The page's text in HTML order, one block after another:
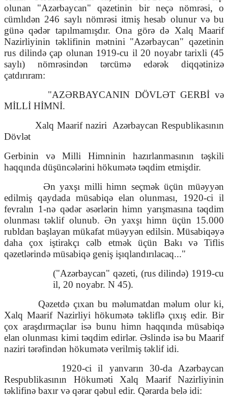
olunan "Azərbaycan" qəzetinin bir neçə nömrəsi, o
cümlıdən 246 saylı nömrəsi itmiş hesab olunur və bu
günə qədər tapılmamışdır. Ona görə də Xalq Maarif
Nazirliyinin təklifinin mətnini "Azərbaycan" qəzetinin
rus dilində çap olunan 1919-cu il 20 noyabr tarixli (45
saylı) nömrəsindən tərcümə edərək diqqətinizə
çatdırıram:
"AZƏRBAYCANIN DÖVLƏT GERBİ və
MİLLİ HİMNİ.
Xalq Maarif naziri Azərbaycan Respublikasının
Dövlət
Gerbinin və Milli Himninin hazırlanmasının təşkili
haqqında düşüncələrini hökumətə təqdim etmişdir.
Ən yaxşı milli himn seçmək üçün müəyyən
edilmiş qaydada müsabiqə elan olunması, 1920-ci il
fevralın 1-nə qədər əsərlərin himn yarışmasına təqdim
olunması təklif olunub. Ən yaxşı himn üçün 15.000
rubldan başlayan mükafat müəyyən edilsin. Müsabiqəyə
daha çox iştirakçı cəlb etmək üçün Bakı və Tiflis
qəzetlərində müsabiqə geniş işıqlandırılacaq..."
("Azərbaycan" qəzeti, (rus dilində) 1919-cu
il, 20 noyabr. N 45).
Qəzetdə çıxan bu məlumatdan məlum olur ki,
Xalq Maarif Nazirliyi hökumətə təkliflə çıxış edir. Bir
çox araşdırmaçılar isə bunu himn haqqında müsabiqə
elan olunması kimi təqdim edirlər. Əslində isə bu Maarif
naziri tərəfindən hökumətə verilmiş təklif idi.
1920-ci il yanvarın 30-da Azərbaycan
Respublikasının Hökuməti Xalq Maarif Nazirliyinin
təklifinə baxır və qərar qəbul edir. Qərarda belə idi: